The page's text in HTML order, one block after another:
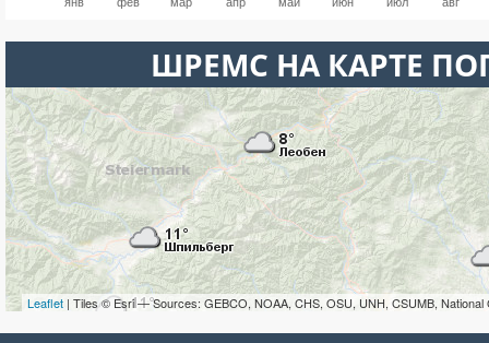
ШРЕМС НА КАРТЕ
Leaflet | Tiles © Esri — Sources: GEBCO, NOAA, CHS, OSU, UNH, CSUMB, National